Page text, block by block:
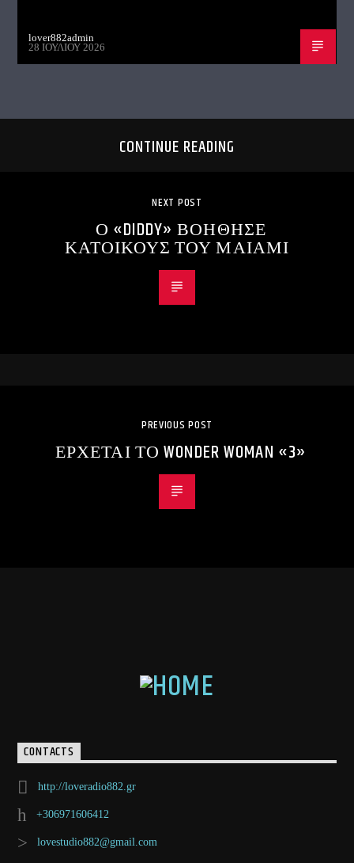
lover882admin
28 ΙΟΥΛΊΟΥ 2026
CONTINUE READING
NEXT POST
Ο «DIDDY» ΒΟΗΘΗΣΕ
ΚΑΤΟΙΚΟΥΣ ΤΟΥ ΜΑΙΑΜΙ
PREVIOUS POST
ΕΡΧΕΤΑΙ ΤΟ WONDER WOMAN «3»
CONTACTS
http://loveradio882.gr
+306971606412
lovestudio882@gmail.com